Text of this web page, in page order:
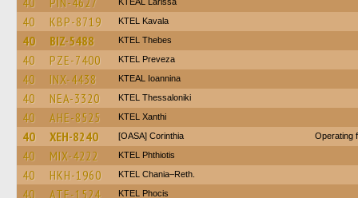
40 KBP-8719 KTEL Kavala
40 BIZ-5488 KTEL Thebes
40 PZE-7400 KTEL Preveza
40 INX-4438 KTEAL Ioannina
40 NEA-3320 KTEL Thessaloniki
40 AHE-8525 KTEL Xanthi
40 XEH-8240 [OASA] Corinthia Operating
40 MIX-4222 ΚΤΕL Phthiotis
40 HKH-1960 KTEL Chania–Reth.
40 ATE-1524 ΚΤΕL Phocis